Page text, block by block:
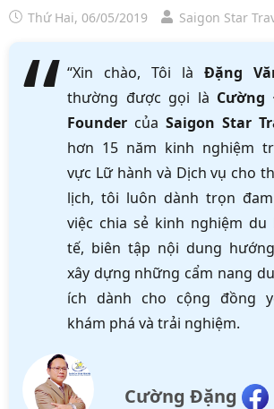
Thứ Hai, 06/05/2019 Saigon Star
“Xin chào, Tôi là Đặng
thường được gọi là Cường
Founder của Saigon Star
hơn 15 năm kinh nghiệm
vực Lữ hành và Dịch vụ cho
lịch, tôi luôn dành trọn
việc chia sẻ kinh nghiệm du
tế, biên tập nội dung
xây dựng những cẩm nang
ích dành cho cộng đồng
khám phá và trải nghiệm.
Cường Đặng